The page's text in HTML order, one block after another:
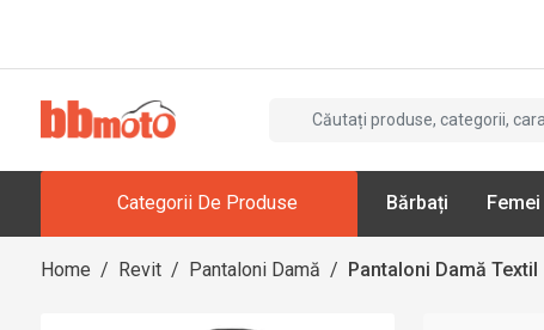
Categorii De Produse Bărbați Femei
Home / Revit / Pantaloni Damă / Pantaloni Damă Textil